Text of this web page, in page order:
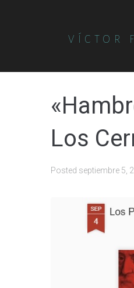
VÍCTOR
Los
Posted septiembre 5,